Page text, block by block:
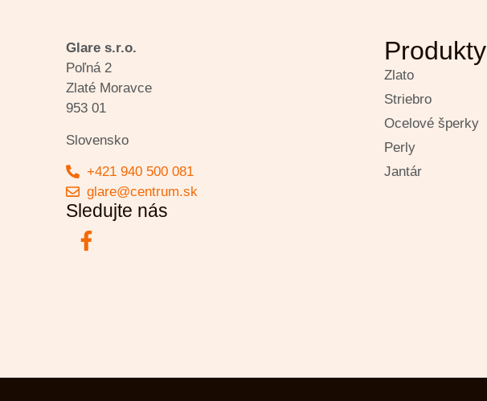
Glare s.r.o.
Poľná 2
Zlaté Moravce
953 01
Slovensko
+421 940 500 081
glare@centrum.sk
Sledujte nás
Produkty
Zlato
Striebro
Ocelové šperky
Perly
Jantár